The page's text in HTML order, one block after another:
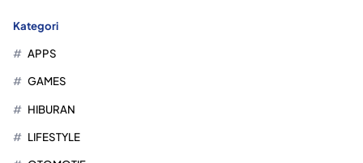
Kategori
APPS
GAMES
HIBURAN
LIFESTYLE